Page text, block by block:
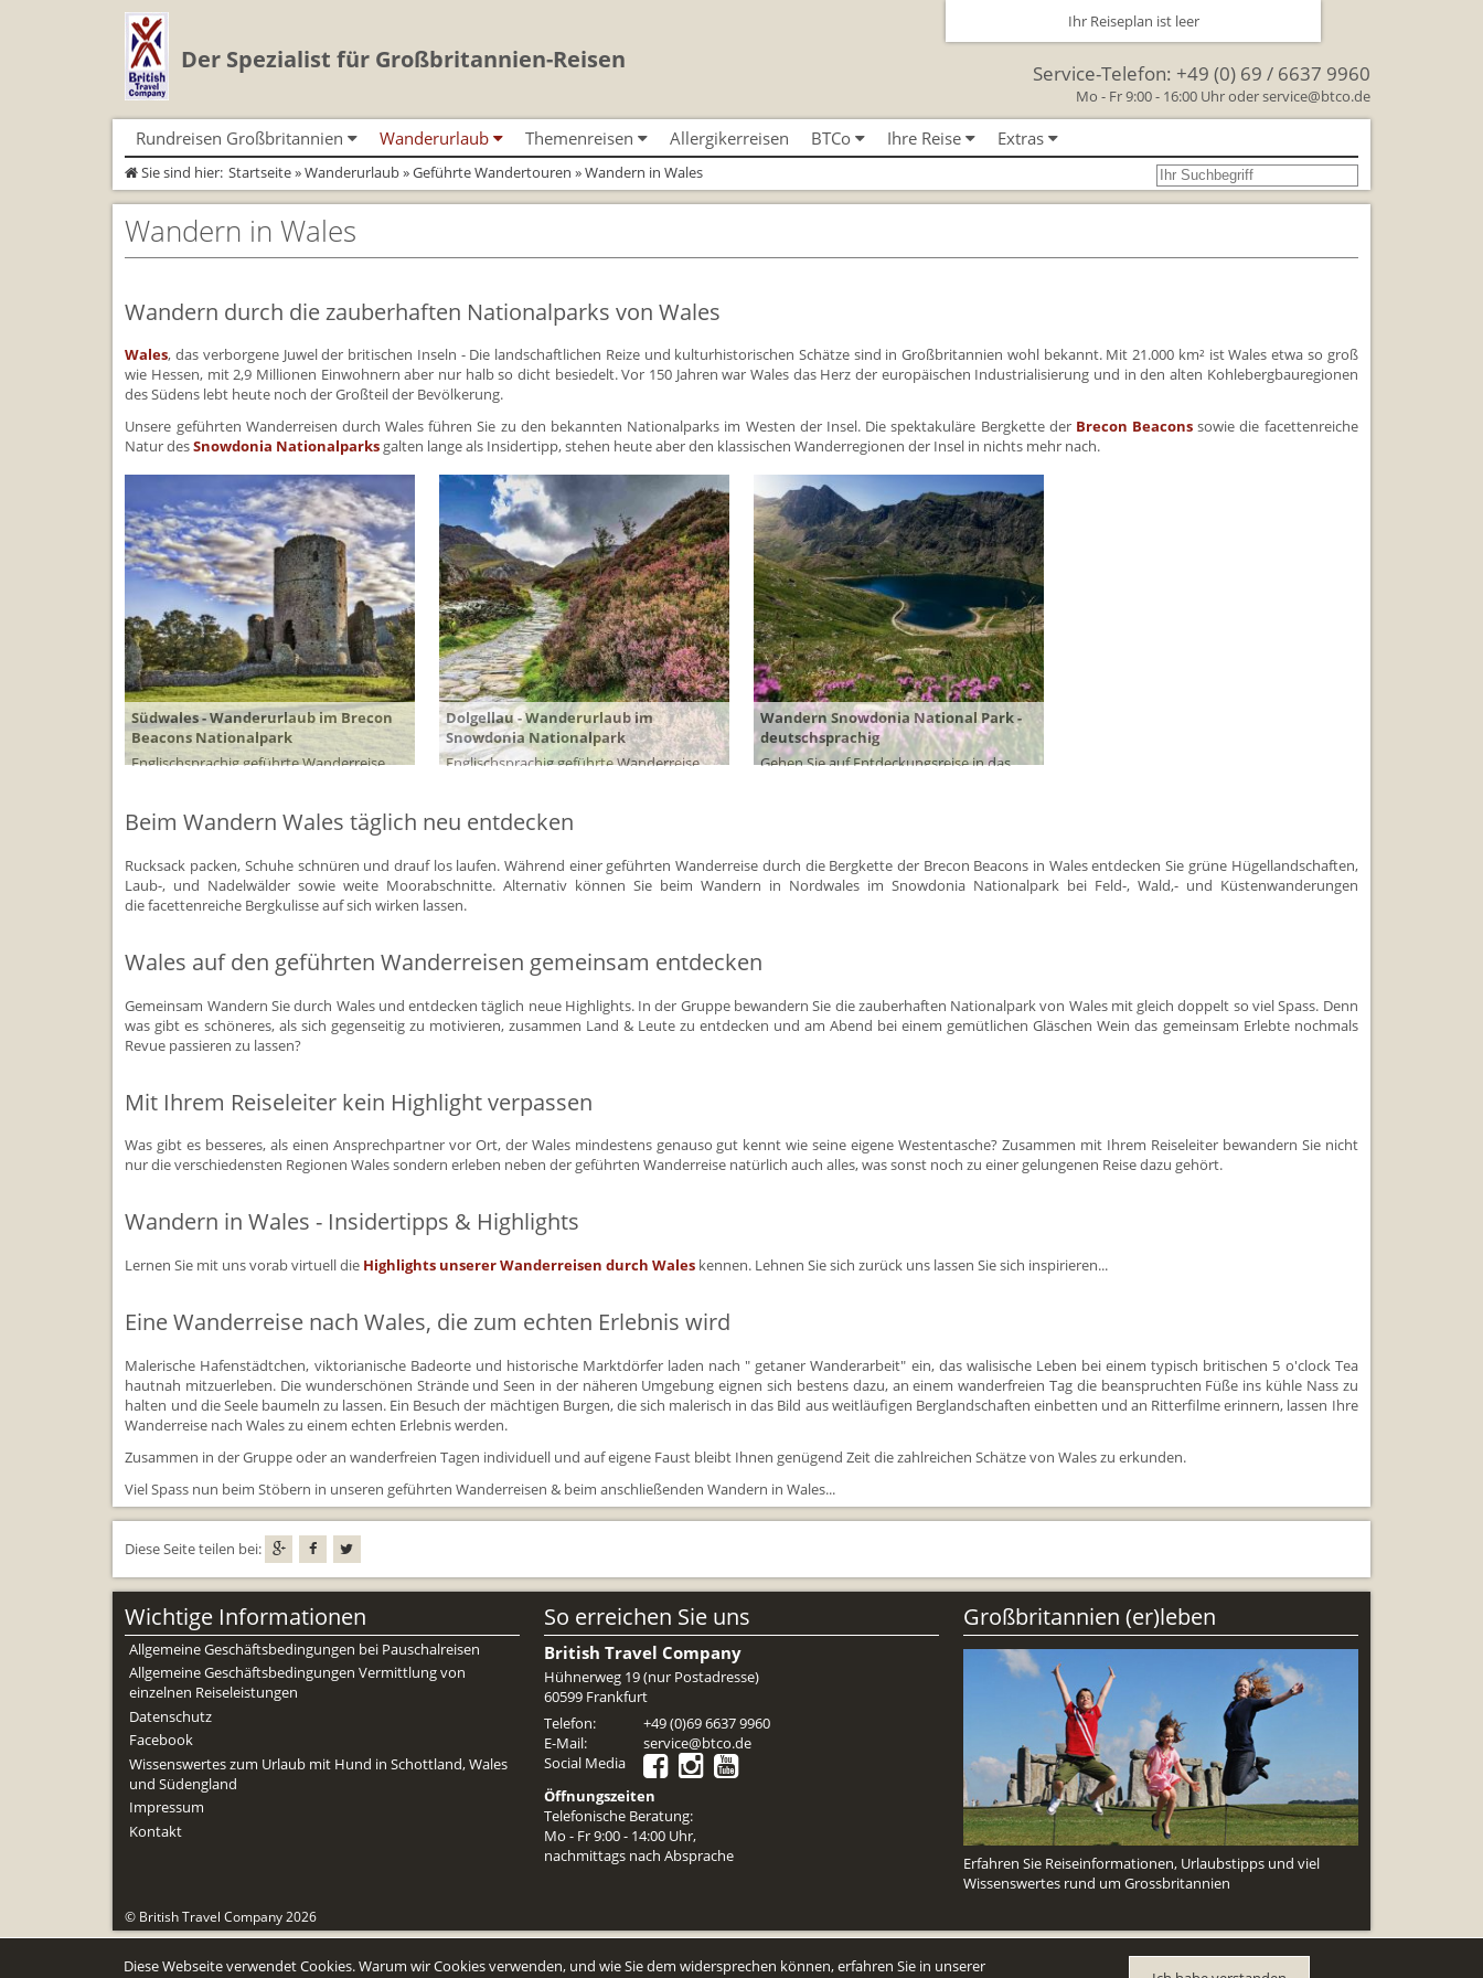
Der Spezialist für Großbritannien-Reisen Service-Telefon: +49 (0) 69 / 6637 9960
Mo - Fr 9:00 - 16:00 Uhr oderservice@btco.de
Rundreisen Großbritannien
Autorundreisen
England
Schottland
Busrundreisen
Schottland
Minibustouren
Wanderurlaub
Geführte Wandertouren
Wandern in England
Wandern in Schottland
Individualtouren
Themenreisen
Classic-Car-Reise durch Südengland
Für Outlander‑Fans: inspiriert durch die
Gartenreisen England
Reisen mit Hund
Rosamunde Pilcher Reisen durch Cornwall
und Südengland
Whiskyreisen Schottland
Allergikerreisen BTCo
News
Ihre Reise
Anreise nach Großbritannien
Gutscheine - verschenken Sie eine Reise mit
Individuelle Familienreisen in Großbritannien
Mietwagen & Verkehr
Reiseunterlagen
Reiseversicherung
Unterkünfte
Zimmer
Extras
Versicherungsschutz
Sie sind hier: Startseite»Wanderurlaub»Geführte Wandertouren » Wandern in Wales
Ihr Reiseplan ist leer
Wandern in Wales
Wandern durch die zauberhaften Nationalparks von Wales
Wales, das verborgene Juwel der britischen Inseln - Die landschaftlichen Reize und kulturhistorischen Schätze sind in Großbritannien wohl bekannt. Mit 21.000 km² ist Wales etwa so groß
wie Hessen, mit 2,9 Millionen Einwohnern aber nur halb so dicht besiedelt. Vor 150 Jahren war Wales das Herz der europäischen Industrialisierung und in den alten Kohlebergbauregionen
des Südens lebt heute noch der Großteil der Bevölkerung.
Unsere geführten Wanderreisen durch Wales führen Sie zu den bekannten Nationalparks im Westen der Insel. Die spektakuläre Bergkette der Brecon Beacons sowie die facettenreiche
Natur desSnowdonia Nationalparks galten lange als Insidertipp, stehen heute aber den klassischen Wanderregionen der Insel in nichts mehr nach.
Südwales - Wanderurlaub im Brecon
Beacons Nationalpark
Englischsprachig geführte Wanderreise
Wanderrouten.
| zur Reise
Dolgellau - Wanderurlaub im
Snowdonia Nationalpark
Englischsprachig geführte Wanderreise
Tourenangebot
| zur Reise
Wandern Snowdonia National Park -
deutschsprachig
Gehen Sie auf Entdeckungsreise in das
| zur Reise
Beim Wandern Wales täglich neu entdecken
Rucksack packen, Schuhe schnüren und drauf los laufen. Während einer geführten Wanderreise durch die Bergkette der Brecon Beacons in Wales entdecken Sie grüne Hügellandschaften,
Laub-, und Nadelwälder sowie weite Moorabschnitte. Alternativ können Sie beim Wandern in Nordwales im Snowdonia Nationalpark bei Feld-, Wald,- und Küstenwanderungen
die facettenreiche Bergkulisse auf sich wirken lassen.
Wales auf den geführten Wanderreisen gemeinsam entdecken
Gemeinsam Wandern Sie durch Wales und entdecken täglich neue Highlights. In der Gruppe bewandern Sie die zauberhaften Nationalpark von Wales mit gleich doppelt so viel Spass. Denn
was gibt es schöneres, als sich gegenseitig zu motivieren, zusammen Land & Leute zu entdecken und am Abend bei einem gemütlichen Gläschen Wein das gemeinsam Erlebte nochmals
Revue passieren zu lassen?
Mit Ihrem Reiseleiter kein Highlight verpassen
Was gibt es besseres, als einen Ansprechpartner vor Ort, der Wales mindestens genauso gut kennt wie seine eigene Westentasche? Zusammen mit Ihrem Reiseleiter bewandern Sie nicht
nur die verschiedensten Regionen Wales sondern erleben neben der geführten Wanderreise natürlich auch alles, was sonst noch zu einer gelungenen Reise dazu gehört.
Wandern in Wales - Insidertipps & Highlights
Lernen Sie mit uns vorab virtuell die Highlights unserer Wanderreisen durch Wales kennen. Lehnen Sie sich zurück uns lassen Sie sich inspirieren...
Eine Wanderreise nach Wales, die zum echten Erlebnis wird
Malerische Hafenstädtchen, viktorianische Badeorte und historische Marktdörfer laden nach " getaner Wanderarbeit" ein, das walisische Leben bei einem typisch britischen 5 o'clock Tea
hautnah mitzuerleben. Die wunderschönen Strände und Seen in der näheren Umgebung eignen sich bestens dazu, an einem wanderfreien Tag die beanspruchten Füße ins kühle Nass zu
halten und die Seele baumeln zu lassen. Ein Besuch der mächtigen Burgen, die sich malerisch in das Bild aus weitläufigen Berglandschaften einbetten und an Ritterfilme erinnern, lassen Ihre
Wanderreise nach Wales zu einem echten Erlebnis werden.
Zusammen in der Gruppe oder an wanderfreien Tagen individuell und auf eigene Faust bleibt Ihnen genügend Zeit die zahlreichen Schätze von Wales zu erkunden.
Viel Spass nun beim Stöbern in unseren geführten Wanderreisen & beim anschließenden Wandern in Wales...
Diese Seite teilen bei:
Wichtige Informationen
Allgemeine Geschäftsbedingungen bei Pauschalreisen
Allgemeine Geschäftsbedingungen Vermittlung von
einzelnen Reiseleistungen
Datenschutz
Facebook
Wissenswertes zum Urlaub mit Hund in Schottland, Wales
und Südengland
Impressum
Kontakt
So erreichen Sie uns
British Travel Company
Hühnerweg 19 (nur Postadresse)
60599 Frankfurt
Telefon:
+49 (0)69 6637 9960
E-Mail:
service@btco.de
Social Media
Öffnungszeiten
Telefonische Beratung:
Mo - Fr 9:00 - 14:00 Uhr,
nachmittags nach Absprache
Großbritannien (er)leben
Erfahren Sie Reiseinformationen, Urlaubstipps und viel
Wissenswertes rund um Grossbritannien
© British Travel Company 2026
Diese Webseite verwendet Cookies. Warum wir Cookies verwenden, und wie Sie dem widersprechen können, erfahren Sie in unserer